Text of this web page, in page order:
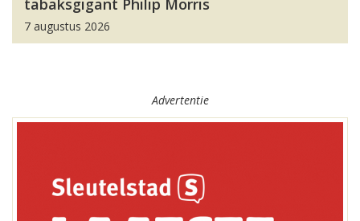
tabaksgigant Philip Morris
7 augustus 2026
Advertentie